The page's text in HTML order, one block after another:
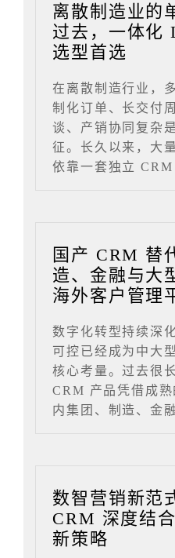
离散制造业的
过去，一体化
选型首选
在离散制造行业，
制化订单、长交付
谈、产销协同复杂
征。长久以来，大
依靠一套独立
国产 CRM 替
造、金融与大
海外客户管理
数字化转型持续深
可控已经成为中大
核心考量。过去很
CRM 产品凭借成
内集团、制造、金
数智营销新范
CRM 深度结
新策略